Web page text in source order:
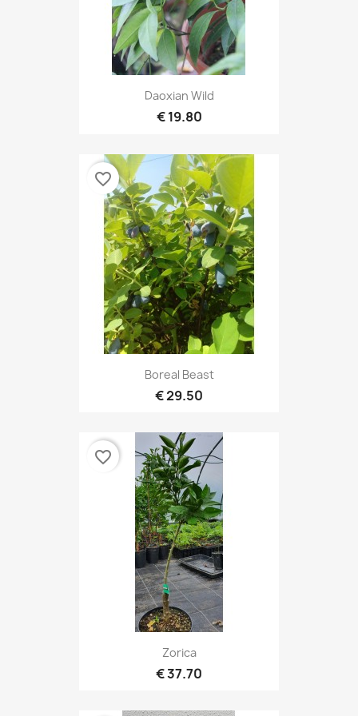
Daoxian Wild
19.80 €
Boreal Beast
29.50 €
favorite_border
Zorica
37.70 €
favorite_border